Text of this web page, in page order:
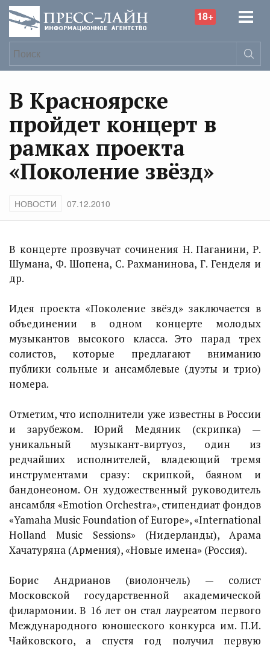
18+
В Красноярске
пройдет концерт в
рамках проекта
«Поколение звёзд»
НОВОСТИ 07.12.2010
В концерте прозвучат сочинения Н. Паганини, Р.
Шумана, Ф. Шопена, С. Рахманинова, Г. Генделя и
др.
Идея проекта «Поколение звёзд» заключается в
объединении в одном концерте молодых
музыкантов высокого класса. Это парад трех
солистов, которые предлагают вниманию
публики сольные и ансамблевые (дуэты и трио)
номера.
Отметим, что исполнители уже известны в России
и зарубежом. Юрий Медяник (скрипка) —
уникальный музыкант-виртуоз, один из
редчайших исполнителей, владеющий тремя
инструментами сразу: скрипкой, баяном и
бандонеоном. Он художественный руководитель
ансамбля «Emotion Orchestra», стипендиат фондов
«Yamaha Music Foundation of Europe», «International
Holland Music Sessions» (Нидерланды), Арама
Хачатуряна (Армения), «Новые имена» (Россия).
Борис Андрианов (виолончель) — солист
Московской государственной академической
филармонии. В 16 лет он стал лауреатом первого
Международного юношеского конкурса им. П.И.
Чайковского, а спустя год получил первую